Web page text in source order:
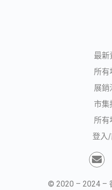
最新
所有
展銷
市集
所有
登入
© 2020 – 2024 –